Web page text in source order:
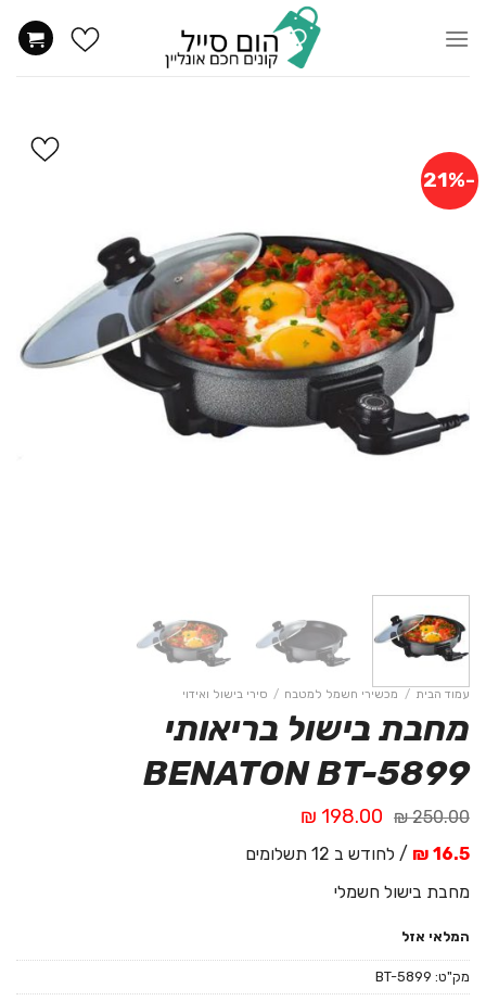
-21%
עמוד הבית / מכשירי חשמל למטבח / סירי בישול ואידוי
מחבת בישול בריאותי
BENATON BT-5899
250.00
₪ המחיר
המקורי
היה:
250.00 ₪.
198.00
₪
הנוכחי
הוא:
16.5 ₪
/ לחודש ב 12 תשלומים
מחבת בישול חשמלי
המלאי אזל
מק"ט: BT-5899